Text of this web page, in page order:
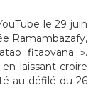
le 29 juin
Ramambazafy,
fitaovana ».
laissant croire
au défilé du 26